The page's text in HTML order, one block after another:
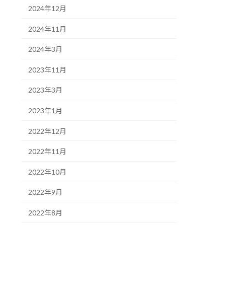
2024年12月
2024年11月
2024年3月
2023年11月
2023年3月
2023年1月
2022年12月
2022年11月
2022年10月
2022年9月
2022年8月